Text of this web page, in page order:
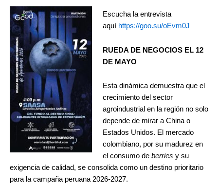
Escucha la entrevista
aquí https://goo.su/oEvm0J
RUEDA DE NEGOCIOS EL 12
DE MAYO
Esta dinámica demuestra que el
crecimiento del sector
agroindustrial en la región no solo
depende de mirar a China o
Estados Unidos. El mercado
colombiano, por su madurez en
el consumo de berries y su
exigencia de calidad, se consolida como un destino prioritario
para la campaña peruana 2026-2027.